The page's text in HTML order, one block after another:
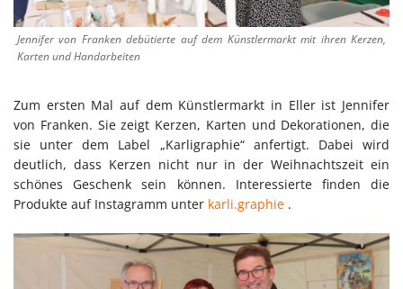
Jennifer von Franken debütierte auf dem Künstlermarkt mit ihren Kerzen,
Karten und Handarbeiten
Zum ersten Mal auf dem Künstlermarkt in Eller ist Jennifer
von Franken. Sie zeigt Kerzen, Karten und Dekorationen, die
sie unter dem Label „Karligraphie“ anfertigt. Dabei wird
deutlich, dass Kerzen nicht nur in der Weihnachtszeit ein
schönes Geschenk sein können. Interessierte finden die
Produkte auf Instagramm unter karli.graphie .